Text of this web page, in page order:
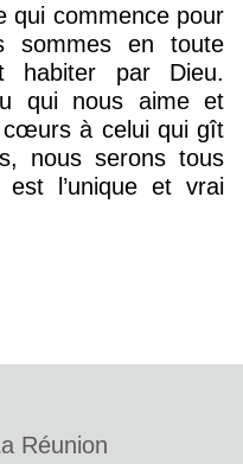
qui commence pour
sommes en toute
habiter par Dieu.
qui nous aime et
cœurs à celui qui gît
nous serons tous
l’unique et vrai
Réunion